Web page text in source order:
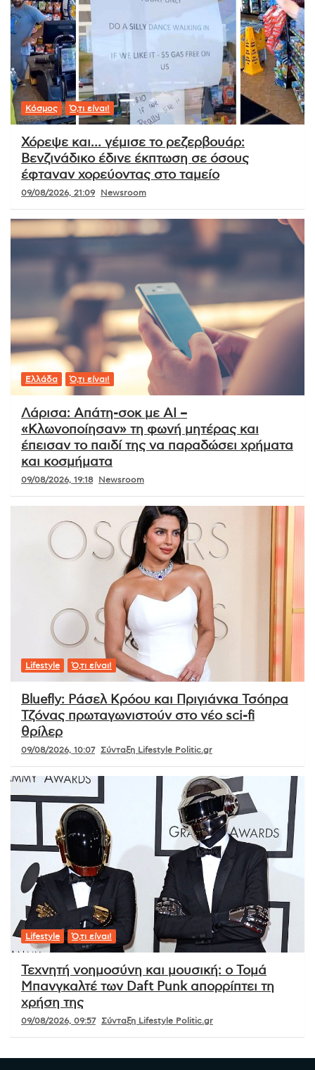
Κόσμος Ό,τι είναι!
Χόρεψε και… γέμισε το ρεζερβουάρ:
Βενζινάδικο έδινε έκπτωση σε όσους
έφταναν χορεύοντας στο ταμείο
09/08/2026, 21:09 Newsroom
Ελλάδα Ό,τι είναι!
Λάρισα: Απάτη-σοκ με AI –
«Κλωνοποίησαν» τη φωνή μητέρας και
έπεισαν το παιδί της να παραδώσει χρήματα
και κοσμήματα
09/08/2026, 19:18 Newsroom
Lifestyle Ό,τι είναι!
Bluefly: Ράσελ Κρόου και Πριγιάνκα Τσόπρα
Τζόνας πρωταγωνιστούν στο νέο sci-fi
θρίλερ
09/08/2026, 10:07 Σύνταξη Lifestyle Politic.gr
Lifestyle Ό,τι είναι!
Τεχνητή νοημοσύνη και μουσική: ο Τομά
Μπανγκαλτέ των Daft Punk απορρίπτει τη
χρήση της
09/08/2026, 09:57 Σύνταξη Lifestyle Politic.gr